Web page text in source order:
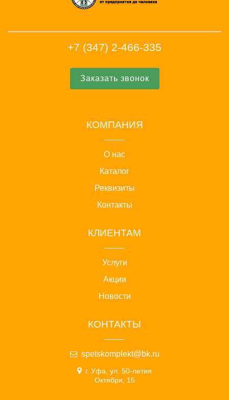
+7 (347) 2-466-335
Заказать звонок
КОМПАНИЯ
О нас
Каталог
Реквизиты
Контакты
КЛИЕНТАМ
Услуги
Акции
Новости
КОНТАКТЫ
spetskomplekt@bk.ru
г. Уфа, ул. 50-летия
Октября, 15